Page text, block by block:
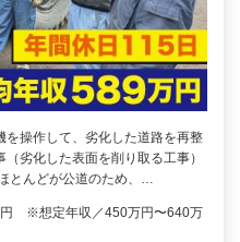
を操作して、劣化した道路を再整
劣化した表面を削り取る工事）
とんどが公道のため、…
円 ※想定年収／450万円〜640万